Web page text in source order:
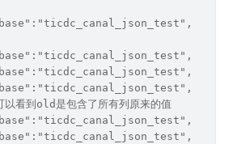
以看到old是包含了所有列原来的值